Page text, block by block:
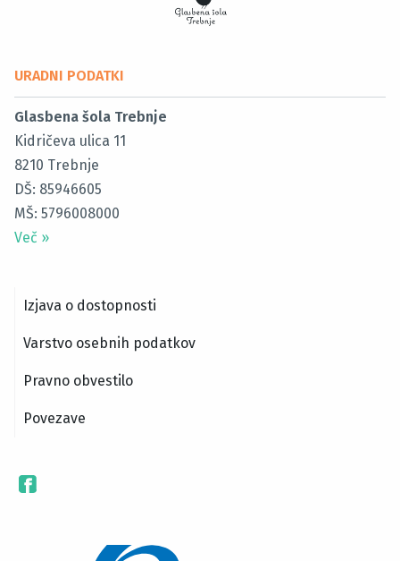
URADNI PODATKI
Glasbena šola Trebnje
Kidričeva ulica 11
8210 Trebnje
DŠ: 85946605
MŠ: 5796008000
Več »
Izjava o dostopnosti
Varstvo osebnih podatkov
Pravno obvestilo
Povezave